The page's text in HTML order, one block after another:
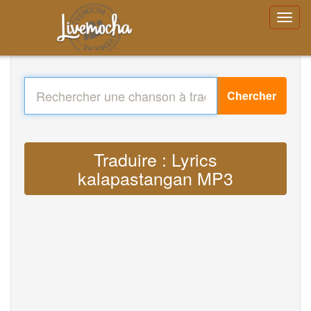
Chercher
Traduire : Lyrics
kalapastangan MP3